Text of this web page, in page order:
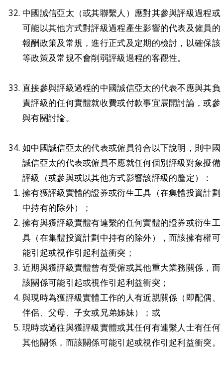
中國誠信亞太（或其聯繫人）應對其參與評級過程或
可能以其他方式對評級過程產生影響的代表及僱員的
報酬政策及常規，進行正式及定期的檢討，以確保該
等政策及常規不會削弱評級過程的客觀性。
直接參與評級過程的中國誠信亞太的代表不應與其負
責評級的任何實體就收費或付款事宜展開討論，或參
與有關討論。
如中國誠信亞太的代表或僱員符合以下說明，則中國
誠信亞太的代表或僱員不應就任何個別評級對象擬備
評級（或參與或以其他方式影響該評級的釐定）：
擁有獲評級實體的證券或衍生工具（在集體投資計劃
中持有的除外）；
擁有與獲評級實體有連繫的任何實體的證券或衍生工
具（在集體投資計劃中持有的除外），而該擁有權可
能引起或視作引起利益衝突；
近期與獲評級實體曾有受僱或其他重大業務關係，而
該關係可能引起或視作引起利益衝突；
與現時為獲評級實體工作的人有近親關係（即配偶、
伴侶、父母、子女或兄弟姊妹）；或
現時或過往與獲評級實體或其任何有連繫人士有任何
其他關係，而該關係可能引起或視作引起利益衝突。